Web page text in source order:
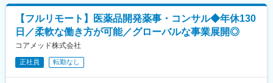
グループ拠点数
・病院：全国3,076床
・薬局：全国186店舗
・在宅サービス拠点：323拠点
・歯科医院：237チェア
・外国製造業者認定、原薬等登録等
※クライアントは欧米製薬会社または外資系製薬会社がほとんどで
す。
※プロジェクトは一人で行うのではなく、現社員と共に分担し業務
にあたっていただきます。
【フルリモート】医薬品開発薬事・コンサル◆年休130
日／柔軟な働き方が可能／グローバルな事業展開◎
コアメッド株式会社
正社員 転勤なし